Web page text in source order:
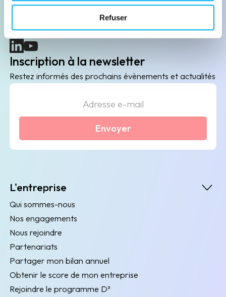
Refuser
B2B de data marketing, gestion des risques
client/fournisseur et conformité.
(nouvelle fenêtre)
(nouvelle fenêtre)
Inscription à la newsletter
Restez informés des prochains évènements et actualités
Envoyer
L'entreprise
Qui sommes-nous
Nos engagements
Nous rejoindre
Partenariats
Partager mon bilan annuel
Obtenir le score de mon entreprise
Rejoindre le programme D³